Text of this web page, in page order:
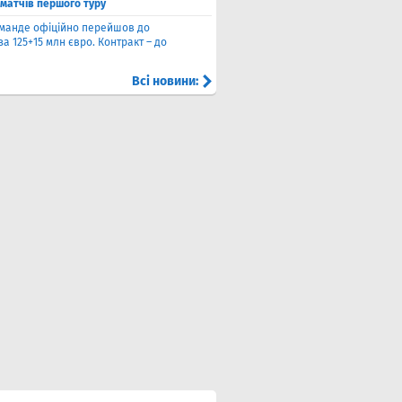
першого туру
офіційно перейшов до
125+15 млн євро. Контракт – до
Всі новини: